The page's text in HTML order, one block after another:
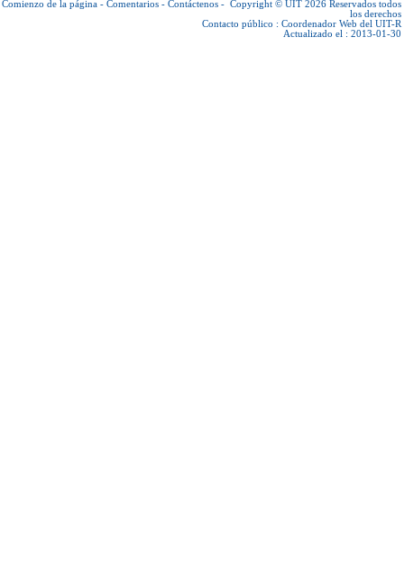
Comienzo de la página - Comentarios - Contáctenos - Copyright © UIT 2026 Reservados todos
los derechos
Contacto público : Coordenador Web del UIT-R
Actualizado el : 2013-01-30